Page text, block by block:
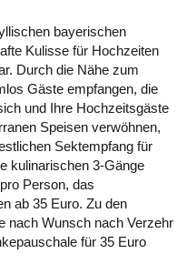
bayerischen
Kulisse für Hochzeiten
Durch die Nähe zum
Gäste empfangen, die
und Ihre Hochzeitsgäste
Speisen verwöhnen,
Sektempfang für
kulinarischen 3-Gänge
Person, das
ab 35 Euro. Zu den
nach Wunsch nach Verzehr
für 35 Euro